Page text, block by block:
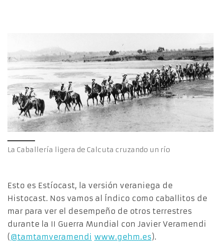
La Caballería ligera de Calcuta cruzando un río
Esto es Estíocast, la versión veraniega de
Histocast. Nos vamos al Índico como caballitos de
mar para ver el desempeño de otros terrestres
durante la II Guerra Mundial con Javier Veramendi
(@tamtamveramendi www.gehm.es).